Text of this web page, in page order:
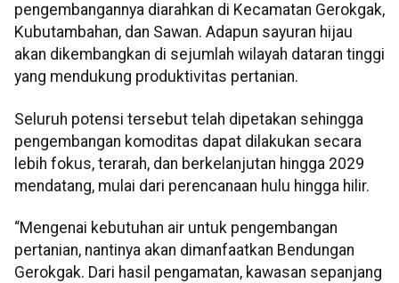
pengembangannya diarahkan di Kecamatan Gerokgak,
Kubutambahan, dan Sawan. Adapun sayuran hijau
akan dikembangkan di sejumlah wilayah dataran tinggi
yang mendukung produktivitas pertanian.
Seluruh potensi tersebut telah dipetakan sehingga
pengembangan komoditas dapat dilakukan secara
lebih fokus, terarah, dan berkelanjutan hingga 2029
mendatang, mulai dari perencanaan hulu hingga hilir.
“Mengenai kebutuhan air untuk pengembangan
pertanian, nantinya akan dimanfaatkan Bendungan
Gerokgak. Dari hasil pengamatan, kawasan sepanjang